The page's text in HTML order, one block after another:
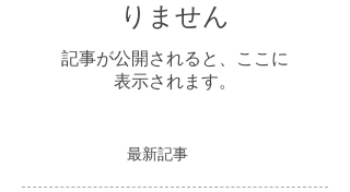
りません
記事が公開されると、ここに
表示されます。
最新記事